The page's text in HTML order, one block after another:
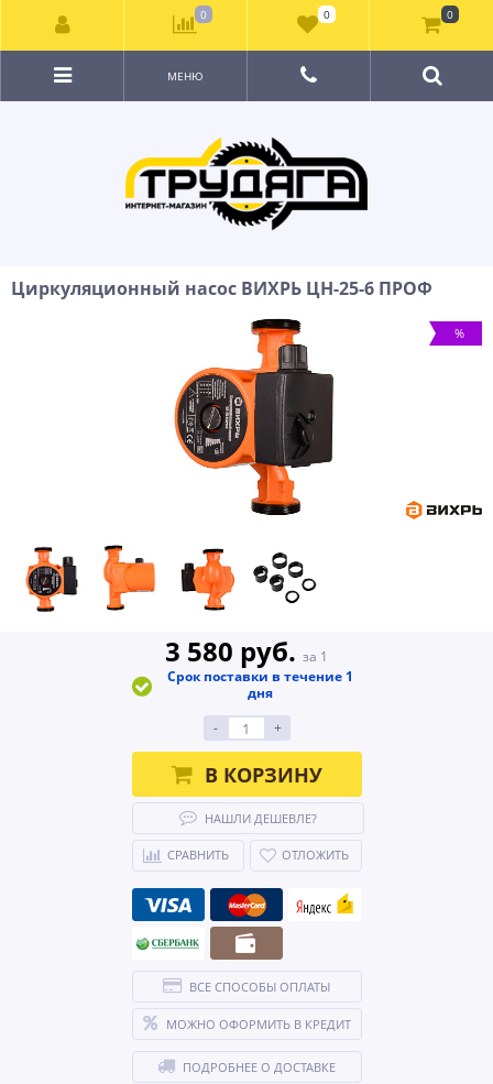
МЕНЮ
Циркуляционный насос ВИХРЬ ЦН-25-6 ПРОФ
%
3 580 руб. за 1
Срок поставки в течение 1
дня
-
+
В КОРЗИНУ
НАШЛИ ДЕШЕВЛЕ?
СРАВНИТЬ ОТЛОЖИТЬ
ВСЕ СПОСОБЫ ОПЛАТЫ
МОЖНО ОФОРМИТЬ В КРЕДИТ
ПОДРОБНЕЕ О ДОСТАВКЕ
0 0 0